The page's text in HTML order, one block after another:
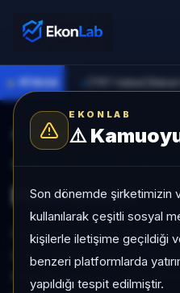
EKONLAB
⚠️
Son dönemde şirketimizin
kullanılarak çeşitli sosyal
kişilerle iletişime geçildiği
benzeri platformlarda
yapıldığı tespit edilmiştir.
● PİYASA
AI Kripto Radar/HOLO
SUNUCU TARAFI
Holoworld
Holoworld, Long Tail
son 3 ayda +%22,22,
sinyaliyle kripto analizi